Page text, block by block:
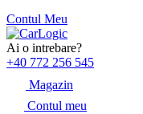
Contul Meu
Skip
to
content
Ai o intrebare?
+40 772 256 545
Magazin
Contul meu